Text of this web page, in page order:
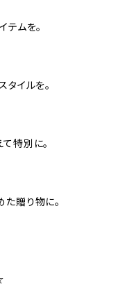
テムを。
イルを。
特別に。
贈り物に。